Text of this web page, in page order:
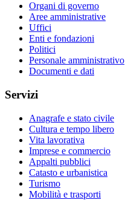
Organi di governo
Aree amministrative
Uffici
Enti e fondazioni
Politici
Personale amministrativo
Documenti e dati
Servizi
Anagrafe e stato civile
Cultura e tempo libero
Vita lavorativa
Imprese e commercio
Appalti pubblici
Catasto e urbanistica
Turismo
Mobilità e trasporti